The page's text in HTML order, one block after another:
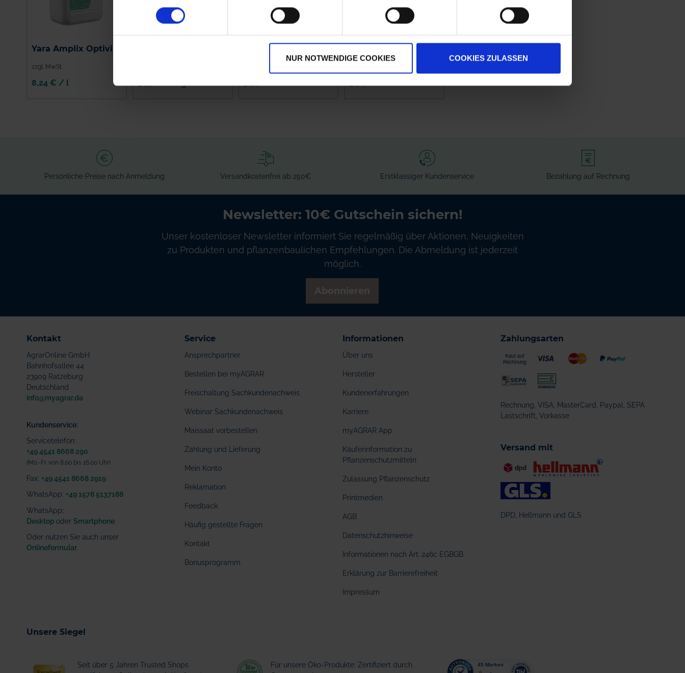
NUR NOTWENDIGE COOKIES COOKIES ZULASSEN
Yara Amplix Optivi
zzgl. MwSt.
8,24 € / l
Biotrinsic PK-
Persönliche Preise nach Anmeldung Versandkostenfrei ab 250€ Erstklassiger Kundenservice Bezahlung auf Rechnung
Newsletter: 10€ Gutschein sichern!
Unser kostenloser Newsletter informiert Sie regelmäßig über Aktionen, Neuigkeiten
zu Produkten und pflanzenbaulichen Empfehlungen. Die Abmeldung ist jederzeit
möglich.
Kontakt
AgrarOnline GmbH
Bahnhofsallee 44
23909 Ratzeburg
Deutschland
info@myagrar.de
Kundenservice:
Servicetelefon:
+49 4541 8668 290
(Mo.-Fr. von 8.00 bis 16.00 Uhr)
Fax: +49 4541 8668 2919
WhatsApp: +49 1578 5137188
WhatsApp:
Desktop oder Smartphone
Oder nutzen Sie auch unser
Onlineformular
Service
Ansprechpartner
Bestellen bei myAGRAR
Freischaltung Sachkundenachweis
Webinar Sachkundenachweis
Maissaat vorbestellen
Zahlung und Lieferung
Mein Konto
Reklamation
Feedback
Häufig gestellte Fragen
Kontakt
Bonusprogramm
Informationen
Über uns
Hersteller
Kundenerfahrungen
Karriere
myAGRAR App
Käuferinformation zu
Pflanzenschutzmitteln
Zulassung Pflanzenschutz
Printmedien
AGB
Datenschutzhinweise
Informationen nach Art. 246c EGBGB
Erklärung zur Barrierefreiheit
Impressum
Zahlungsarten
Rechnung, VISA, MasterCard, Paypal, SEPA
Lastschrift, Vorkasse
Versand mit
DPD, Hellmann und GLS
Unsere Siegel
Seit über 5 Jahren Trusted Shops
Für unsere Öko-Produkte: Zertifiziert durch